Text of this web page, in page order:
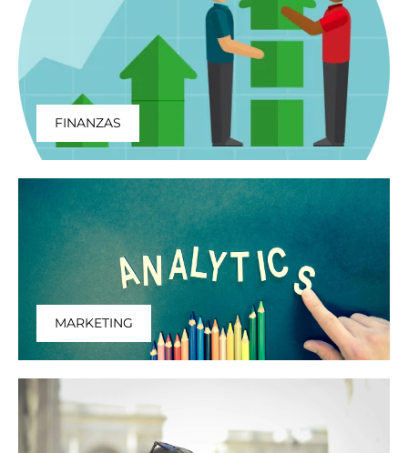
FINANZAS
MARKETING